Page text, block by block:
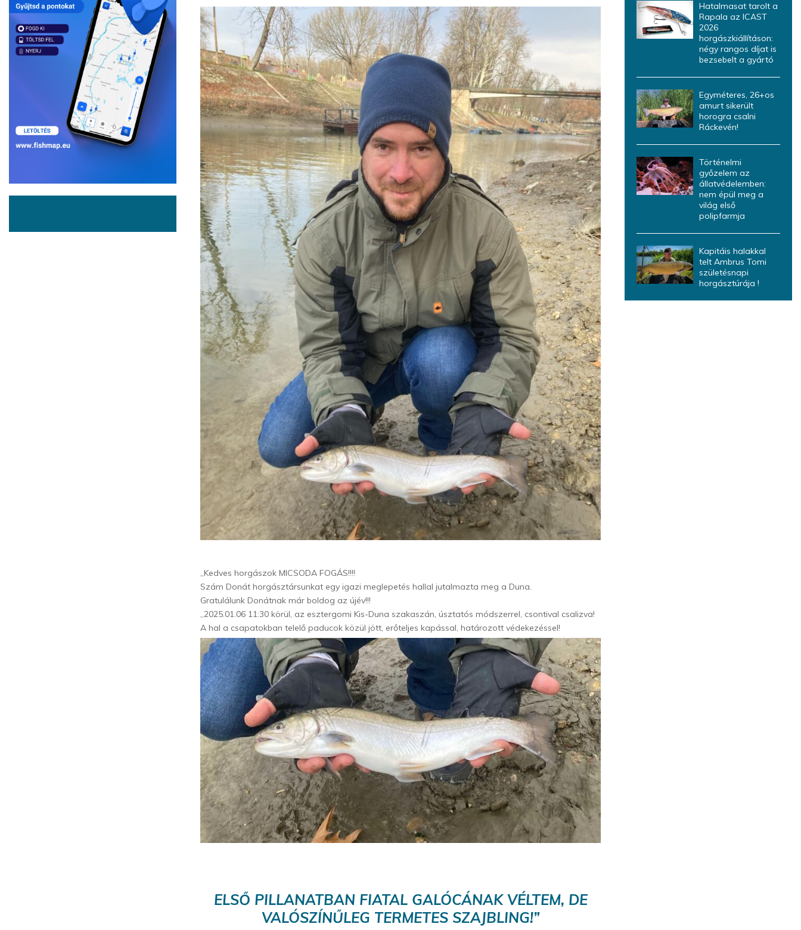
„Kedves horgászok MICSODA FOGÁS!!!!
Szám Donát horgásztársunkat egy igazi meglepetés hallal jutalmazta meg a Duna.
Gratulálunk Donátnak már boldog az újév!!!
„2025.01.06 11:30 körül, az esztergomi Kis-Duna szakaszán, úsztatós módszerrel, csontival csalizva!
A hal a csapatokban telelő paducok közül jött, erőteljes kapással, határozott védekezéssel!
ELSŐ PILLANATBAN FIATAL GALÓCÁNAK VÉLTEM, DE
VALÓSZÍNŰLEG TERMETES SZAJBLING!”
Hatalmasat tarolt a
Rapala az ICAST
2026
horgászkiállításon:
négy rangos díjat is
bezsebelt a gyártó
Egyméteres, 26+os
amurt sikerült
horogra csalni
Ráckevén!
Történelmi
győzelem az
állatvédelemben:
nem épül meg a
világ első
polipfarmja
Kapitáis halakkal
telt Ambrus Tomi
születésnapi
horgásztúrája !